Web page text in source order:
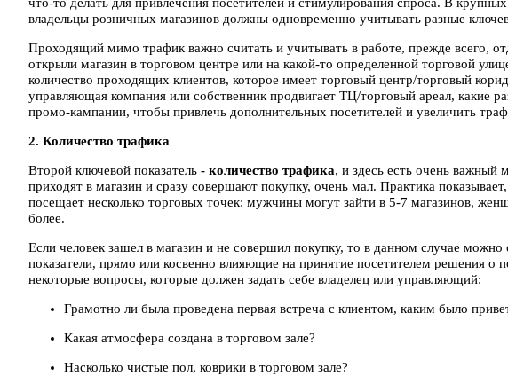
владельцы розничных магазинов должны одновременно учитывать разные
Проходящий мимо трафик важно считать и учитывать в работе, прежде всего,
открыли магазин в торговом центре или на какой-то определенной торговой
количество проходящих клиентов, которое имеет торговый центр/торговый
управляющая компания или собственник продвигает ТЦ/торговый ареал, какие
промо-кампании, чтобы привлечь дополнительных посетителей и увеличить
2. Количество трафика
Второй ключевой показатель - количество трафика, и здесь есть очень важный
приходят в магазин и сразу совершают покупку, очень мал. Практика
посещает несколько торговых точек: мужчины могут зайти в 5-7 магазинов,
более.
Если человек зашел в магазин и не совершил покупку, то в данном случае можно
показатели, прямо или косвенно влияющие на принятие посетителем решения о
некоторые вопросы, которые должен задать себе владелец или управляющий:
Грамотно ли была проведена первая встреча с клиентом, каким было
Какая атмосфера создана в торговом зале?
Насколько чистые пол, коврики в торговом зале?